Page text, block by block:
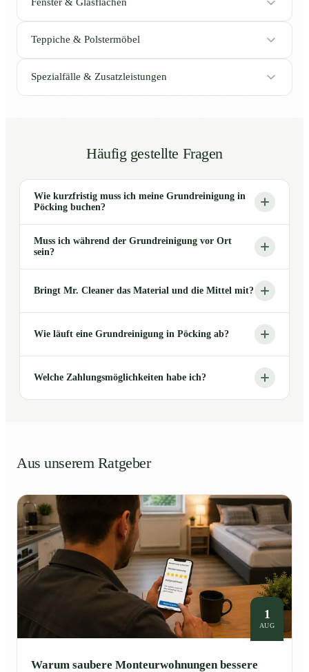
Fenster & Glasflächen
Teppiche & Polstermöbel
Spezialfälle & Zusatzleistungen
Häufig gestellte Fragen
Wie kurzfristig muss ich meine Grundreinigung in
Pöcking buchen?
Muss ich während der Grundreinigung vor Ort
sein?
Bringt Mr. Cleaner das Material und die Mittel mit?
Wie läuft eine Grundreinigung in Pöcking ab?
Welche Zahlungsmöglichkeiten habe ich?
Aus unserem Ratgeber
1
AUG
Warum saubere Monteurwohnungen bessere